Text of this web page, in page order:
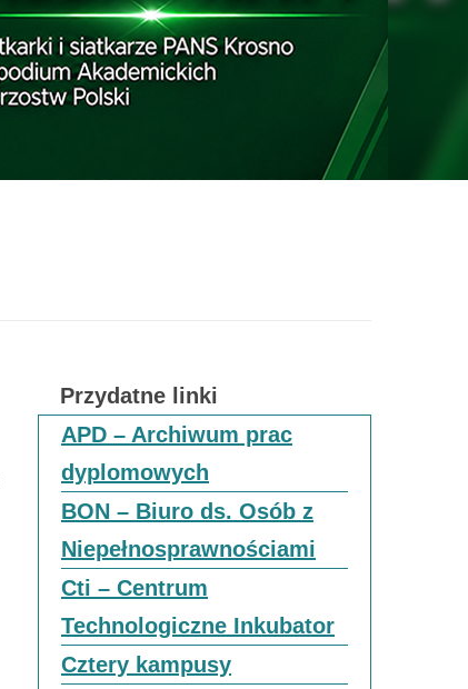
Przydatne linki
APD – Archiwum prac
dyplomowych
BON – Biuro ds. Osób z
Niepełnosprawnościami
Cti – Centrum
Technologiczne Inkubator
Cztery kampusy